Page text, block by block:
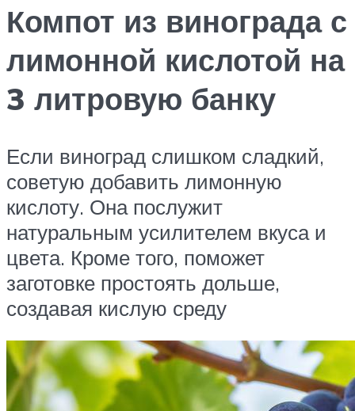
Компот из винограда с
лимонной кислотой на
3 литровую банку
Если виноград слишком сладкий,
советую добавить лимонную
кислоту. Она послужит
натуральным усилителем вкуса и
цвета. Кроме того, поможет
заготовке простоять дольше,
создавая кислую среду